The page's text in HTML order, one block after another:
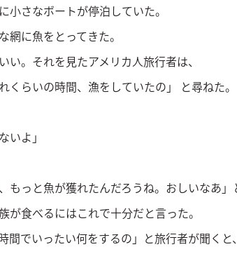
小さなボートが停泊していた。
網に魚をとってきた。
い。それを見たアメリカ人旅行者は、
くらいの時間、漁をしていたの」 と尋ねた。
いよ」
もっと魚が獲れたんだろうね。おしいなあ」
が食べるにはこれで十分だと言った。
間でいったい何をするの」と旅行者が聞くと